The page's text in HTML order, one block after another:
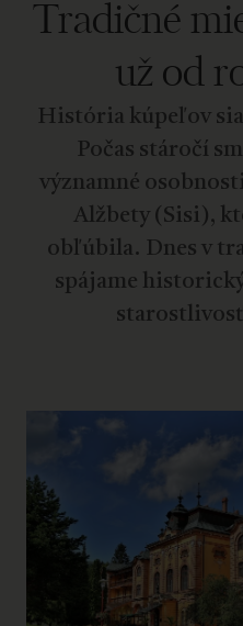
Tradičné
už od
História kúpeľov
Počas stáročí
významné
Alžbety (Sisi),
obľúbila. Dnes v
spájame